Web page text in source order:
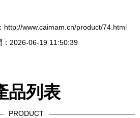
http://www.caimam.cn/product/74.html
：2026-06-19 11:50:39
品列表
PRODUCT